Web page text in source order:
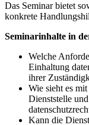
Das Seminar bietet
konkrete
Seminarinhalte in
Welche
Einhaltung
ihrer
Wie sieht es
Dienststelle
Kann die